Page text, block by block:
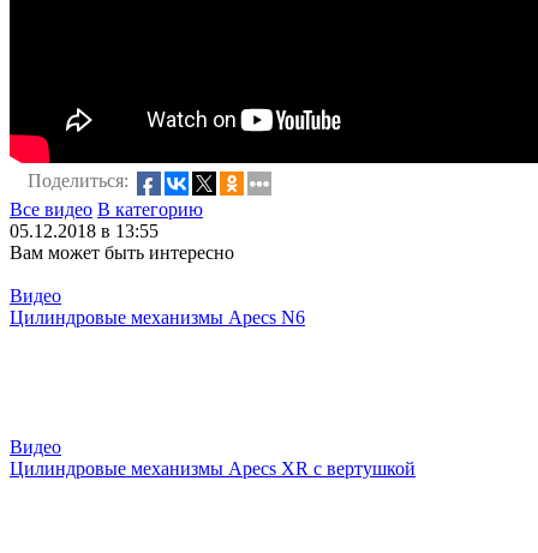
Поделиться:
Все видео В категорию
05.12.2018 в 13:55
Вам может быть интересно
Видео
Цилиндровые механизмы Apecs N6
Видео
Цилиндровые механизмы Apecs XR с вертушкой